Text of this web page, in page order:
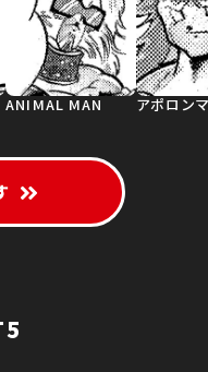
ANIMAL MAN アポロン